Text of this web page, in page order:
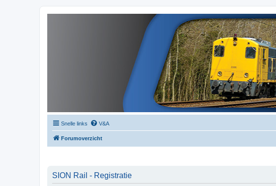
Snelle links V&A
Forumoverzicht
SION Rail - Registratie